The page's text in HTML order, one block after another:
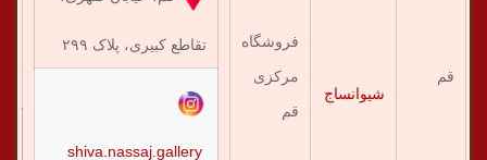
قم
شیوانساج
فروشگاه
مرکزی
قم
تقاطع کبیری، پلاک ۲۹۹